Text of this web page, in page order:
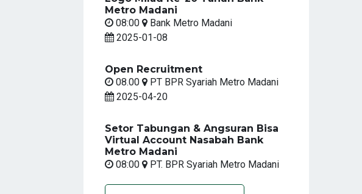
Metro Madani
08:00
Bank Metro Madani
2025-01-08
Open Recruitment
08.00
PT BPR Syariah Metro Madani
2025-04-20
Setor Tabungan & Angsuran Bisa
Virtual Account Nasabah Bank
Metro Madani
08:00
PT. BPR Syariah Metro Madani